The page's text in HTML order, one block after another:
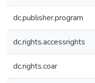
dc.publisher.program
dc.rights.accessrights
dc.rights.coar